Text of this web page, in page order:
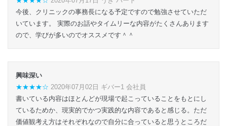
今後、クリニックの事務長になる予定ですので勉強させていただ
いています。 実際のお話やタイムリーな内容がたくさんあります
ので、学びが多いのでオススメです＾＾
興味深い
★★★★☆ 2020年07月02日 ギバー1 会社員
書いている内容はほとんどが現場で起こっていることをもとにし
ているためか、現実的でかつ実践的な内容であると感じる。ただ
価値観考え方はそれぞれなので自分に合っていると思うところだ